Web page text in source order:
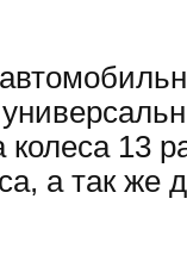
колеса 13
а так же